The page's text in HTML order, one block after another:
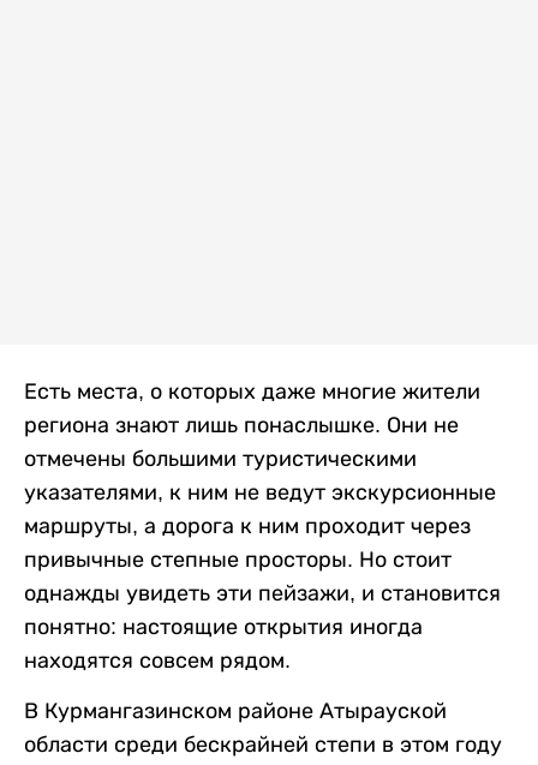
Есть места, о которых даже многие жители
региона знают лишь понаслышке. Они не
отмечены большими туристическими
указателями, к ним не ведут экскурсионные
маршруты, а дорога к ним проходит через
привычные степные просторы. Но стоит
однажды увидеть эти пейзажи, и становится
понятно: настоящие открытия иногда
находятся совсем рядом.
В Курмангазинском районе Атырауской
области среди бескрайней степи в этом году